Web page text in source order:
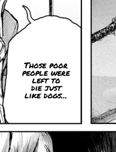
Those poor
people were
left to
die just
like dogs...